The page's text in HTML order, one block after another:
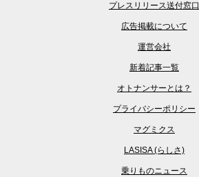
プレスリリース送付窓口
広告掲載について
運営会社
新着記事一覧
オトナンサーとは？
プライバシーポリシー
マグミクス
LASISA (らしさ)
乗りものニュース